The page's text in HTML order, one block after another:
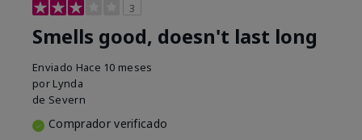
3
Smells good, doesn't last long
Enviado Hace 10 meses
por Lynda
de Severn
Comprador verificado